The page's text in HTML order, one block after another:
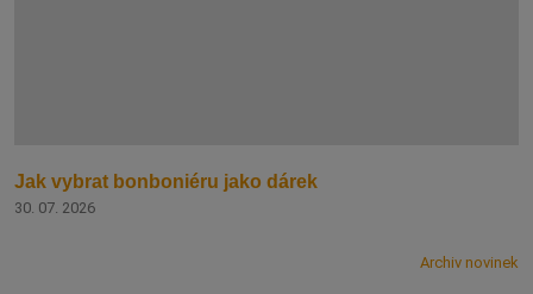
Jak vybrat bonboniéru jako dárek
30. 07. 2026
Archiv novinek